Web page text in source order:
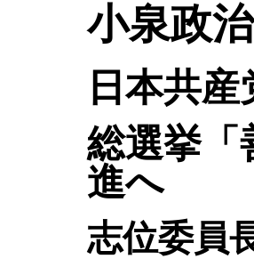
小泉政
日本共
総選挙「
進へ
志位委員